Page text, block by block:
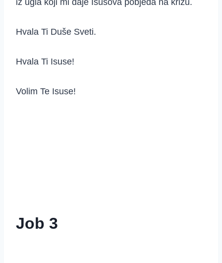
iz ugla koji mi daje Isusova pobjeda na križu.
Hvala Ti Duše Sveti.
Hvala Ti Isuse!
Volim Te Isuse!
Job 3